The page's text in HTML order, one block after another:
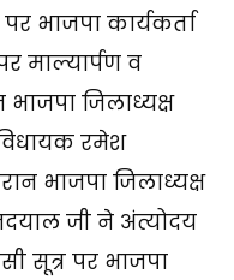
भाजपा कार्यकर्ता
माल्यार्पण व
भाजपा जिलाध्यक्ष
रमेश
भाजपा जिलाध्यक्ष
जी ने अंत्योदय
सूत्र पर भाजपा